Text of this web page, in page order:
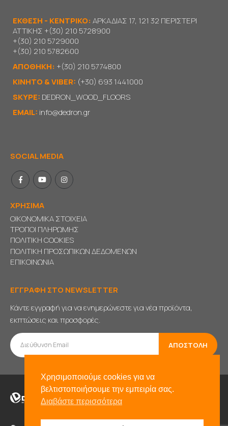
ΕΚΘΕΣΗ - ΚΕΝΤΡΙΚΟ:ΑΡΚΑΔΙΑΣ 17, 121 32 ΠΕΡΙΣΤΕΡΙ
ΑΤΤΙΚΗΣ +(30) 210 5728900
+(30) 210 5729000
+(30) 210 5782600
ΑΠΟΘΗΚΗ: +(30) 210 5774800
KΙΝΗΤΟ & VIBER: (+30) 693 1441000
SKYPE: DEDRON_WOOD_FLOORS
EMAIL: info@dedron.gr
SOCIAL MEDIA
ΧΡΗΣΙΜΑ
ΟΙΚΟΝΟΜΙΚΑ ΣΤΟΙΧΕΙΑ
ΤΡΟΠΟΙ ΠΛΗΡΩΜΗΣ
ΠΟΛΙΤΙΚΗ COOKIES
ΠΟΛΙΤΙΚΗ ΠΡΟΣΩΠΙΚΩΝ ΔΕΔΟΜΕΝΩΝ
ΕΠΙΚΟΙΝΩΝΙΑ
ΕΓΓΡΑΦΗ ΣΤΟ NEWSLETTER
Κάντε εγγραφή για να ενημερώνεστε για νέα προϊόντα,
εκπτώσεις και προσφορές.
Χρησιμοποιούμε cookies για να
βελτιστοποιήσουμε την εμπειρία σας.
Διαβάστε περισσότερα